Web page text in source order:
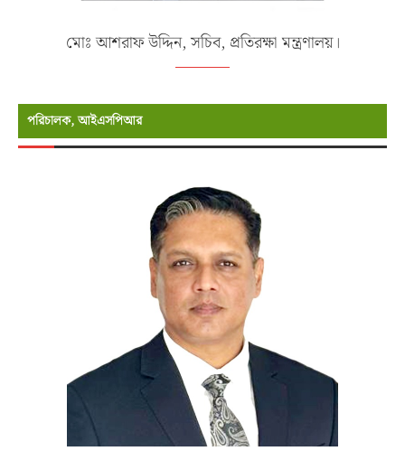
মোঃ আশরাফ উদ্দিন, সচিব, প্রতিরক্ষা মন্ত্রণালয়।
পরিচালক, আইএসপিআর